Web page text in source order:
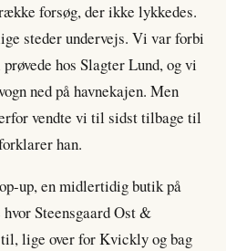
forsøg, der ikke lykkedes.
steder undervejs. Vi var forbi
hos Slagter Lund, og vi
ned på havnekajen. Men
vendte vi til sidst tilbage til
han.
up, en midlertidig butik på
Steensgaard Ost &
lige over for Kvickly og bag